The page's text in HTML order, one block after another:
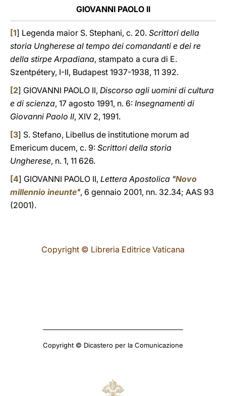
GIOVANNI PAOLO II
[1] Legenda maior S. Stephani, c. 20. Scrittori della
storia Ungherese al tempo dei comandanti e dei re
della stirpe Arpadiana, stampato a cura di E.
Szentpétery, I-II, Budapest 1937-1938, 11 392.
[2] GIOVANNI PAOLO II, Discorso agli uomini di cultura
e di scienza, 17 agosto 1991, n. 6: Insegnamenti di
Giovanni Paolo II, XIV 2, 1991.
[3] S. Stefano, Libellus de institutione morum ad
Emericum ducem, c. 9: Scrittori della storia
Ungherese, n. 1, 11 626.
[4] GIOVANNI PAOLO II, Lettera Apostolica "Novo
millennio ineunte", 6 gennaio 2001, nn. 32.34; AAS 93
(2001).
Copyright © Libreria Editrice Vaticana
Copyright © Dicastero per la Comunicazione